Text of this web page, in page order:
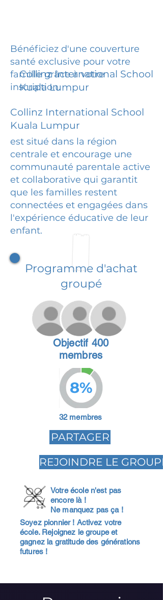
Bénéficiez d'une couverture
santé exclusive pour votre
famille grâce à votre
inscription.
Collinz International School
Kuala Lumpur
Collinz International School
Kuala Lumpur
est situé dans la région
centrale et encourage une
communauté parentale active
et collaborative qui garantit
que les familles restent
connectées et engagées dans
l'expérience éducative de leur
enfant.
Programme d'achat
groupé
Objectif 400
membres
8%
32 membres
PARTAGER
REJOINDRE LE GROUPE
Votre école n'est pas
encore là !
Ne manquez pas ça !
Soyez pionnier ! Activez votre
école. Rejoignez le groupe et
gagnez la gratitude des générations
futures !